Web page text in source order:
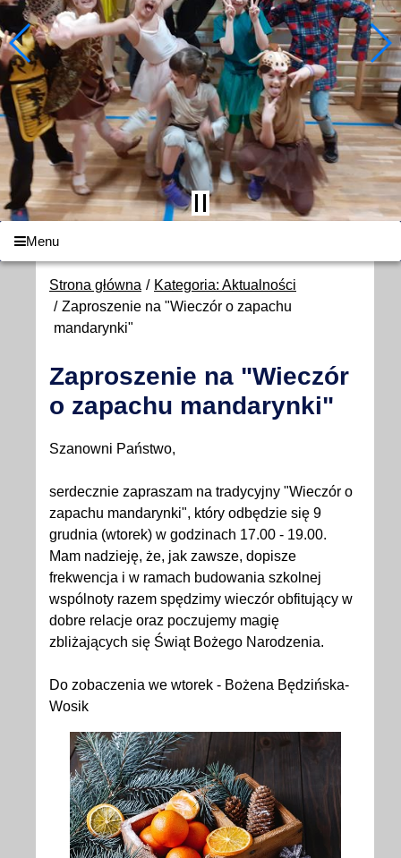
Menu
Strona główna
Kategoria: Aktualności
Zaproszenie na "Wieczór o zapachu
mandarynki"
Zaproszenie na "Wieczór
o zapachu mandarynki"
Szanowni Państwo,
serdecznie zapraszam na tradycyjny "Wieczór o
zapachu mandarynki", który odbędzie się 9
grudnia (wtorek) w godzinach 17.00 - 19.00.
Mam nadzieję, że, jak zawsze, dopisze
frekwencja i w ramach budowania szkolnej
wspólnoty razem spędzimy wieczór obfitujący w
dobre relacje oraz poczujemy magię
zbliżających się Świąt Bożego Narodzenia.
Do zobaczenia we wtorek - Bożena Będzińska-
Wosik